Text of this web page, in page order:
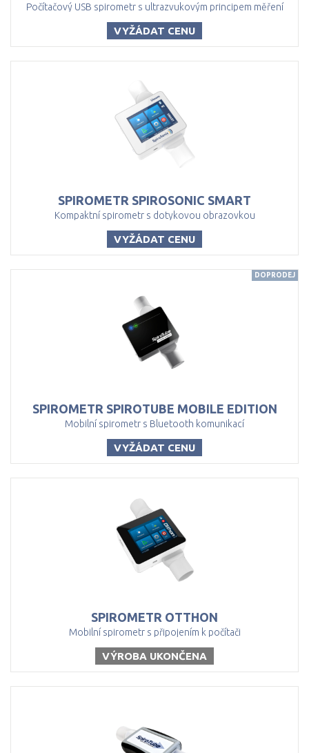
Počítačový USB spirometr s ultrazvukovým principem měření
VYŽÁDAT CENU
SPIROMETR SPIROSONIC SMART
Kompaktní spirometr s dotykovou obrazovkou
VYŽÁDAT CENU
SPIROMETR SPIROTUBE MOBILE EDITION
Mobilní spirometr s Bluetooth komunikací
VYŽÁDAT CENU
DOPRODEJ
SPIROMETR OTTHON
Mobilní spirometr s připojením k počítači
VÝROBA UKONČENA